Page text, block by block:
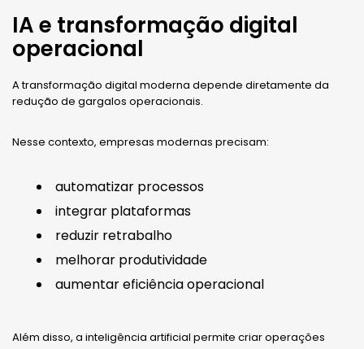
IA e transformação digital
operacional
A transformação digital moderna depende diretamente da
redução de gargalos operacionais.
Nesse contexto, empresas modernas precisam:
automatizar processos
integrar plataformas
reduzir retrabalho
melhorar produtividade
aumentar eficiência operacional
Além disso, a inteligência artificial permite criar operações